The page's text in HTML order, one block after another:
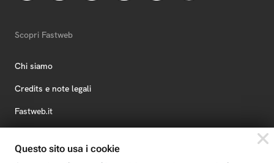
Scopri Fastweb
Chi siamo
Credits e note legali
Fastweb.it